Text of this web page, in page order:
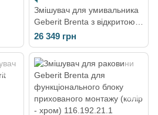
Змішувач для умивальника
Geberit Brenta з відкритою
функціональною коробкою
230В, хром (116.172.21.1)
26 349 грн